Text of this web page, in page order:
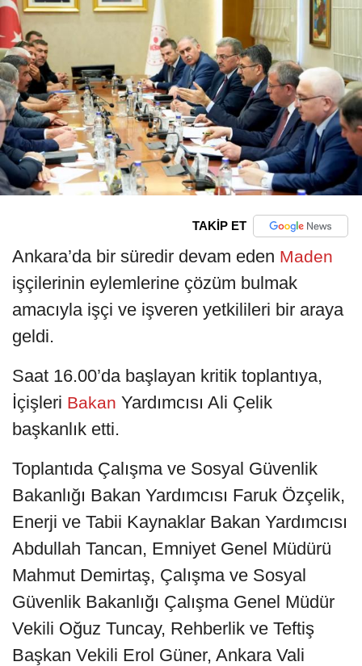
TAKİP ET
Ankara’da bir süredir devam eden Maden
işçilerinin eylemlerine çözüm bulmak
amacıyla işçi ve işveren yetkilileri bir araya
geldi.
Saat 16.00’da başlayan kritik toplantıya,
İçişleri Bakan Yardımcısı Ali Çelik
başkanlık etti.
Toplantıda Çalışma ve Sosyal Güvenlik
Bakanlığı Bakan Yardımcısı Faruk Özçelik,
Enerji ve Tabii Kaynaklar Bakan Yardımcısı
Abdullah Tancan, Emniyet Genel Müdürü
Mahmut Demirtaş, Çalışma ve Sosyal
Güvenlik Bakanlığı Çalışma Genel Müdür
Vekili Oğuz Tuncay, Rehberlik ve Teftiş
Başkan Vekili Erol Güner, Ankara Vali